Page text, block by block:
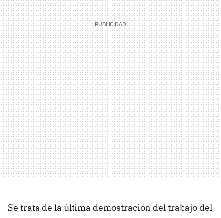
Se trata de la última demostración del trabajo del